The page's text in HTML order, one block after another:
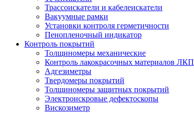
Трассоискатели и кабелеискатели
Вакуумные рамки
Установки контроля герметичности
Пенопленочный индикатор
Контроль покрытий
Толщиномеры механические
Контроль лакокрасочных материалов ЛКП
Адгезиметры
Твердомеры покрытий
Толщиномеры защитных покрытий
Электроискровые дефектоскопы
Вискозиметр